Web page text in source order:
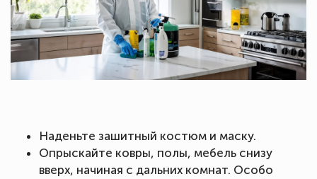
Наденьте зашитный костюм и маску.
Опрыскайте ковры, полы, мебель снизу
вверх, начиная с дальних комнат. Особо